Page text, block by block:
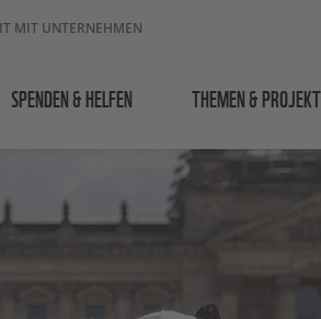
MIT UNTERNEHMEN
SPENDEN & HELFEN THEMEN &